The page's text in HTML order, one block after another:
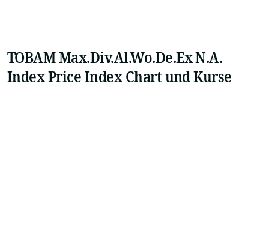
TOBAM Max.Div.Al.Wo.De.Ex N.A.
Index Price Index Chart und Kurse